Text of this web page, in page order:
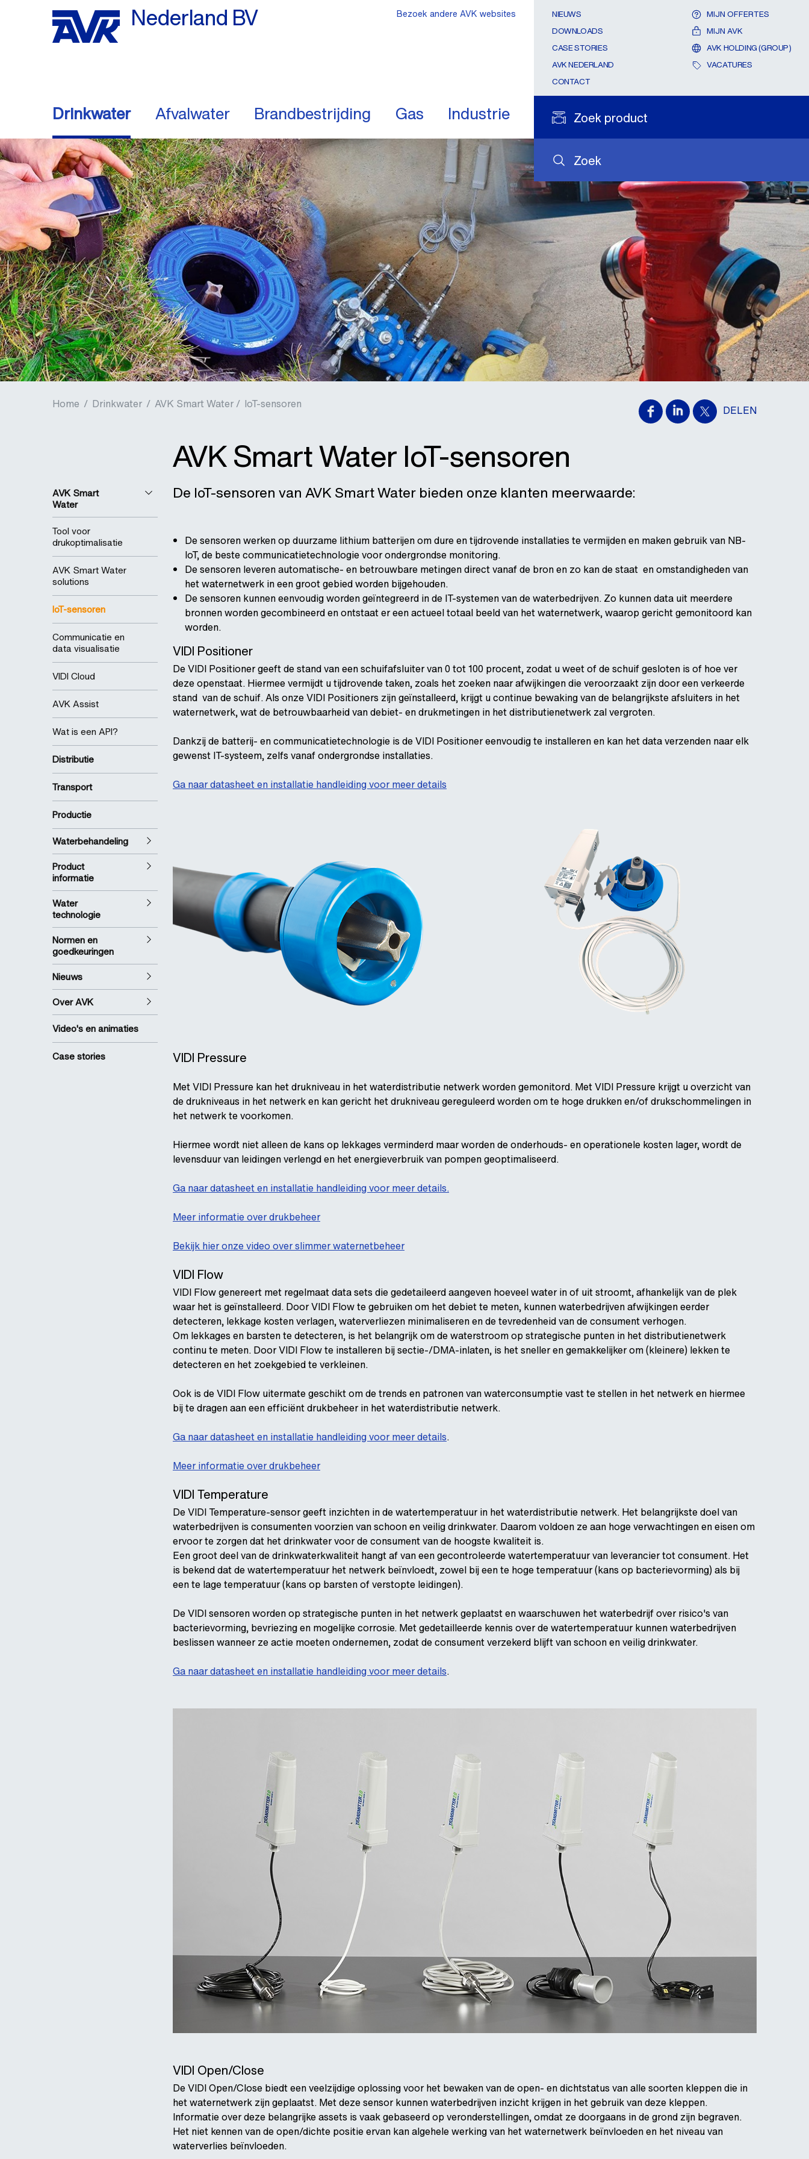
Nederland BV
Drinkwater Afvalwater Brandbestrijding Gas Industrie
Zoek
Zoek product
NIEUWS
DOWNLOADS
CASE STORIES
AVK NEDERLAND
CONTACT
MIJN OFFERTES
MIJN AVK
AVK HOLDING (GROUP)
VACATURES
Bezoek andere AVK websites
Home / Drinkwater / AVK Smart Water / loT-sensoren DELEN
AVK Smart
Water
Tool voor
drukoptimalisatie
AVK Smart Water
solutions
loT-sensoren
Communicatie en
data visualisatie
VIDI Cloud
AVK Assist
Wat is een API?
Distributie
Transport
Productie
Waterbehandeling
Product
informatie
Water
technologie
Normen en
goedkeuringen
Nieuws
Over AVK
Video's en animaties
Case stories
AVK Smart Water loT-sensoren
De IoT-sensoren van AVK Smart Water bieden onze klanten meerwaarde:
De sensoren werken op duurzame lithium batterijen om dure en tijdrovende installaties te vermijden en maken gebruik van NB-
IoT, de beste communicatietechnologie voor ondergrondse monitoring.
De sensoren leveren automatische- en betrouwbare metingen direct vanaf de bron en zo kan de staat en omstandigheden van
het waternetwerk in een groot gebied worden bijgehouden.
De sensoren kunnen eenvoudig worden geïntegreerd in de IT-systemen van de waterbedrijven. Zo kunnen data uit meerdere
bronnen worden gecombineerd en ontstaat er een actueel totaal beeld van het waternetwerk, waarop gericht gemonitoord kan
worden.
VIDI Positioner
De VIDI Positioner geeft de stand van een schuifafsluiter van 0 tot 100 procent, zodat u weet of de schuif gesloten is of hoe ver
deze openstaat. Hiermee vermijdt u tijdrovende taken, zoals het zoeken naar afwijkingen die veroorzaakt zijn door een verkeerde
stand van de schuif. Als onze VIDI Positioners zijn geïnstalleerd, krijgt u continue bewaking van de belangrijkste afsluiters in het
waternetwerk, wat de betrouwbaarheid van debiet- en drukmetingen in het distributienetwerk zal vergroten.
Dankzij de batterij- en communicatietechnologie is de VIDI Positioner eenvoudig te installeren en kan het data verzenden naar elk
gewenst IT-systeem, zelfs vanaf ondergrondse installaties.
Ga naar datasheet en installatie handleiding voor meer details
VIDI Pressure
Met VIDI Pressure kan het drukniveau in het waterdistributie netwerk worden gemonitord. Met VIDI Pressure krijgt u overzicht van
de drukniveaus in het netwerk en kan gericht het drukniveau gereguleerd worden om te hoge drukken en/of drukschommelingen in
het netwerk te voorkomen.
Hiermee wordt niet alleen de kans op lekkages verminderd maar worden de onderhouds- en operationele kosten lager, wordt de
levensduur van leidingen verlengd en het energieverbruik van pompen geoptimaliseerd.
Ga naar datasheet en installatie handleiding voor meer details.
Meer informatie over drukbeheer
Bekijk hier onze video over slimmer waternetbeheer
VIDI Flow
VIDI Flow genereert met regelmaat data sets die gedetaileerd aangeven hoeveel water in of uit stroomt, afhankelijk van de plek
waar het is geïnstalleerd. Door VIDI Flow te gebruiken om het debiet te meten, kunnen waterbedrijven afwijkingen eerder
detecteren, lekkage kosten verlagen, waterverliezen minimaliseren en de tevredenheid van de consument verhogen.
Om lekkages en barsten te detecteren, is het belangrijk om de waterstroom op strategische punten in het distributienetwerk
continu te meten. Door VIDI Flow te installeren bij sectie-/DMA-inlaten, is het sneller en gemakkelijker om (kleinere) lekken te
detecteren en het zoekgebied te verkleinen.
Ook is de VIDI Flow uitermate geschikt om de trends en patronen van waterconsumptie vast te stellen in het netwerk en hiermee
bij te dragen aan een efficiënt drukbeheer in het waterdistributie netwerk.
Ga naar datasheet en installatie handleiding voor meer details.
Meer informatie over drukbeheer
VIDI Temperature
De VIDI Temperature-sensor geeft inzichten in de watertemperatuur in het waterdistributie netwerk. Het belangrijkste doel van
waterbedrijven is consumenten voorzien van schoon en veilig drinkwater. Daarom voldoen ze aan hoge verwachtingen en eisen om
ervoor te zorgen dat het drinkwater voor de consument van de hoogste kwaliteit is.
Een groot deel van de drinkwaterkwaliteit hangt af van een gecontroleerde watertemperatuur van leverancier tot consument. Het
is bekend dat de watertemperatuur het netwerk beïnvloedt, zowel bij een te hoge temperatuur (kans op bacterievorming) als bij
een te lage temperatuur (kans op barsten of verstopte leidingen).
De VIDI sensoren worden op strategische punten in het netwerk geplaatst en waarschuwen het waterbedrijf over risico's van
bacterievorming, bevriezing en mogelijke corrosie. Met gedetailleerde kennis over de watertemperatuur kunnen waterbedrijven
beslissen wanneer ze actie moeten ondernemen, zodat de consument verzekerd blijft van schoon en veilig drinkwater.
Ga naar datasheet en installatie handleiding voor meer details.
VIDI Open/Close
De VIDI Open/Close biedt een veelzijdige oplossing voor het bewaken van de open- en dichtstatus van alle soorten kleppen die in
het waternetwerk zijn geplaatst. Met deze sensor kunnen waterbedrijven inzicht krijgen in het gebruik van deze kleppen.
Informatie over deze belangrijke assets is vaak gebaseerd op veronderstellingen, omdat ze doorgaans in de grond zijn begraven.
Het niet kennen van de open/dichte positie ervan kan algehele werking van het waternetwerk beïnvloeden en het niveau van
waterverlies beïnvloeden.